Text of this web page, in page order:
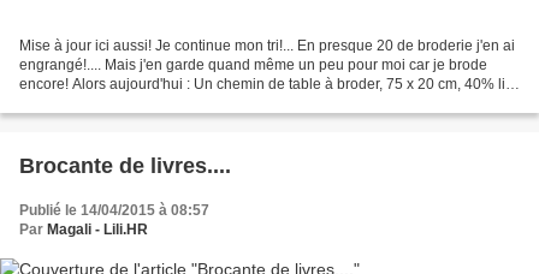
Mise à jour ici aussi! Je continue mon tri!... En presque 20 de broderie j'en ai
engrangé!.... Mais j'en garde quand même un peu pour moi car je brode
encore! Alors aujourd'hui : Un chemin de table à broder, 75 x 20 cm, 40% lin,
Brocante de livres....
Publié le 14/04/2015 à 08:57
Par Magali - Lili.HR